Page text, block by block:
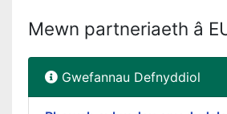
Mewn partneriaeth â
Gwefannau Defnyddiol